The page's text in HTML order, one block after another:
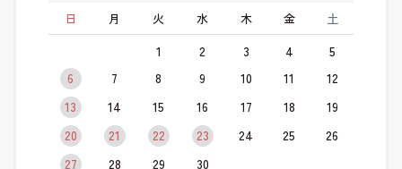
日
月 火 水 木 金 土
1 2 3 4
5
6
7 8 9 10 11
12
13
14 15 16 17 18
19
20
21 22 23 24 25
26
27
28 29
30